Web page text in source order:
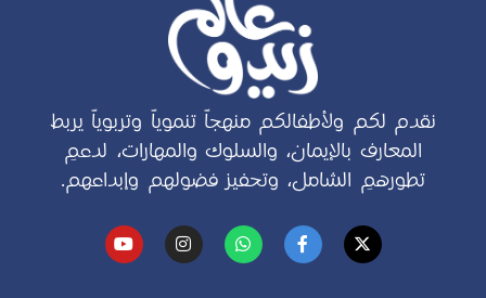
نقدم لكم ولأطفالكم منهجاً تنموياً وتربوياً يربط
المعارف بالإيمان، والسلوك والمهارات، لدعمِ
تطورهمِ الشامل، وتحفيز فضولهم وإبداعهم.